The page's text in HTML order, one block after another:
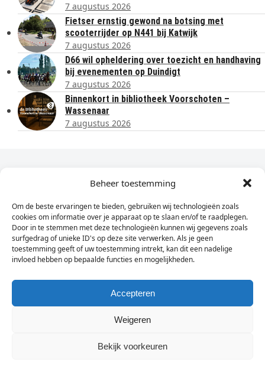
Beheer toestemming
Om de beste ervaringen te bieden, gebruiken wij technologieën zoals
cookies om informatie over je apparaat op te slaan en/of te raadplegen.
Door in te stemmen met deze technologieën kunnen wij gegevens zoals
surfgedrag of unieke ID's op deze site verwerken. Als je geen
toestemming geeft of uw toestemming intrekt, kan dit een nadelige
invloed hebben op bepaalde functies en mogelijkheden.
Accepteren
Weigeren
Bekijk voorkeuren
7 augustus 2026
Fietser ernstig gewond na botsing met
scooterrijder op N441 bij Katwijk
7 augustus 2026
D66 wil opheldering over toezicht en handhaving
bij evenementen op Duindigt
7 augustus 2026
Binnenkort in bibliotheek Voorschoten –
Wassenaar
7 augustus 2026
Dagelijks het laatste nieuws in je e-mail?
Vul
hier
je
e-
mailadres
in
Sign Up